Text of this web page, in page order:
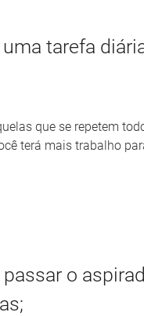
uma tarefa
que se repetem
terá mais trabalho
o